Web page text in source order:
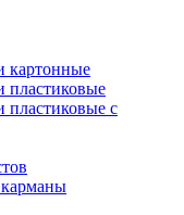
картонные
пластиковые
пластиковые с